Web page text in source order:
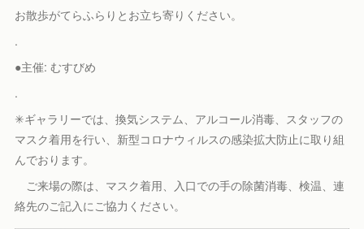
お散歩がてらふらりとお立ち寄りください。
.
●主催: むすびめ
.
✳︎ギャラリーでは、換気システム、アルコール消毒、スタッフの
マスク着用を行い、新型コロナウィルスの感染拡大防止に取り組
んでおります。
ご来場の際は、マスク着用、入口での手の除菌消毒、検温、連
絡先のご記入にご協力ください。